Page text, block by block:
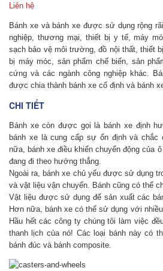
Liên hệ
Bánh xe và bánh xe được sử dụng rộng
nghiệp, thương mại, thiết bị y tế, máy
sạch bảo vệ môi trường, đồ nội thất, thiết
bị máy móc, sản phẩm chế biến, sản
cứng và các ngành công nghiệp khác.
được chia thành bánh xe cố định và bánh
CHI TIẾT
Bánh xe còn được gọi là bánh xe định
bánh xe là cung cấp sự ổn định và chắc
nữa, bánh xe điều khiển chuyển động của
đang đi theo hướng thẳng.
Ngoài ra, bánh xe chủ yếu được sử dụng
và vật liệu vận chuyển. Bánh cũng có thể
Vật liệu được sử dụng để sản xuất các
Hơn nữa, bánh xe có thể sử dụng với
Hầu hết các công ty chúng tôi làm việc
thanh lịch của nó! Các loại bánh này có
bánh đúc và bánh composite.